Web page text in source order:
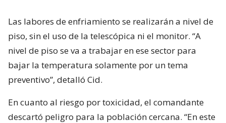
Las labores de enfriamiento se realizarán a nivel de
piso, sin el uso de la telescópica ni el monitor. “A
nivel de piso se va a trabajar en ese sector para
bajar la temperatura solamente por un tema
preventivo”, detalló Cid.
En cuanto al riesgo por toxicidad, el comandante
descartó peligro para la población cercana. “En este